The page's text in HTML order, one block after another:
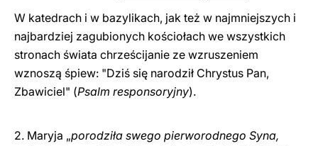
W katedrach i w bazylikach, jak też w najmniejszych i
najbardziej zagubionych kościołach we wszystkich
stronach świata chrześcijanie ze wzruszeniem
wznoszą śpiew: "Dziś się narodził Chrystus Pan,
Zbawiciel" (Psalm responsoryjny).
2. Maryja „porodziła swego pierworodnego Syna,